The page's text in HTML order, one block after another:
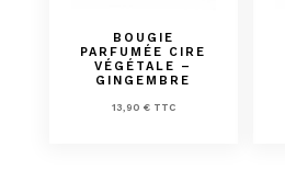
BOUGIE
PARFUMÉE CIRE
VÉGÉTALE –
GINGEMBRE
13,90 € TTC